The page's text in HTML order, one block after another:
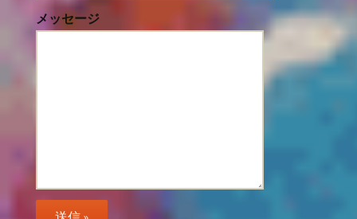
メッセージ